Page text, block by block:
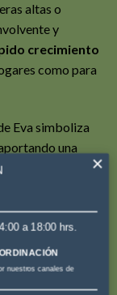
altas o
y
crecimiento
como para
Eva simboliza
una
espacio.
a 18:00 hrs.
×
nuestros canales de